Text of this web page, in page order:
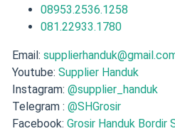
08953.2536.1258
081.22933.1780
Email:
Youtube: Supplier Handuk
Instagram: @supplier_handuk
Telegram : @SHGrosir
Facebook: Grosir Handuk Bordir